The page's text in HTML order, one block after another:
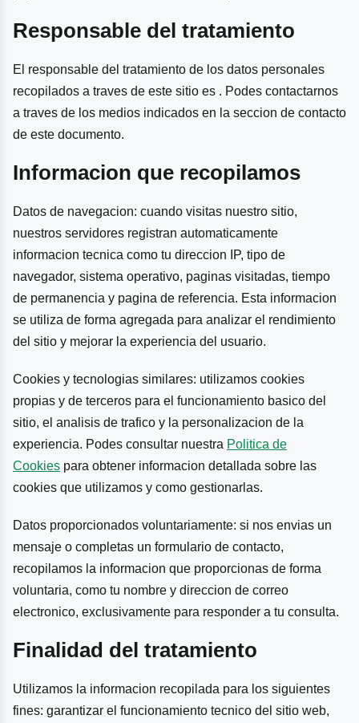
Responsable del tratamiento
El responsable del tratamiento de los datos personales
recopilados a traves de este sitio es . Podes contactarnos
a traves de los medios indicados en la seccion de contacto
de este documento.
Informacion que recopilamos
Datos de navegacion: cuando visitas nuestro sitio,
nuestros servidores registran automaticamente
informacion tecnica como tu direccion IP, tipo de
navegador, sistema operativo, paginas visitadas, tiempo
de permanencia y pagina de referencia. Esta informacion
se utiliza de forma agregada para analizar el rendimiento
del sitio y mejorar la experiencia del usuario.
Cookies y tecnologias similares: utilizamos cookies
propias y de terceros para el funcionamiento basico del
sitio, el analisis de trafico y la personalizacion de la
experiencia. Podes consultar nuestra Politica de
Cookies para obtener informacion detallada sobre las
cookies que utilizamos y como gestionarlas.
Datos proporcionados voluntariamente: si nos envias un
mensaje o completas un formulario de contacto,
recopilamos la informacion que proporcionas de forma
voluntaria, como tu nombre y direccion de correo
electronico, exclusivamente para responder a tu consulta.
Finalidad del tratamiento
Utilizamos la informacion recopilada para los siguientes
fines: garantizar el funcionamiento tecnico del sitio web,